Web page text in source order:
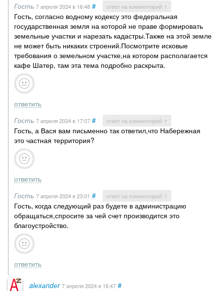
Гость 7 апреля 2024в 16:48 # ответ на комментарий ↑
Гость, согласно водному кодексу это федеральная
государственная земля на которой не праве формировать
земельные участки и нарезать кадастры.Также на этой земле
не может быть никаких строений.Посмотрите исковые
требования о земельном участке,на котором располагается
кафе Шатер, там эта тема подробно раскрыта.
ответить
Гость 7 апреля 2024в 17:07 # ответ на комментарий ↑
Гость, а Вася вам письменно так ответил,что Набережная
это частная территория?
ответить
Гость 7 апреля 2024в 23:01 # ответ на комментарий ↑
Гость, когда следующий раз будете в администрацию
обращаться,спросите за чей счет производится это
благоустройство.
ответить
alеxаndеr 7 апреля 2024в 16:47 #